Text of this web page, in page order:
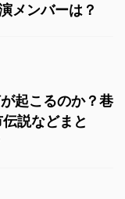
メンバーは？
起こるのか？巷
説などまと